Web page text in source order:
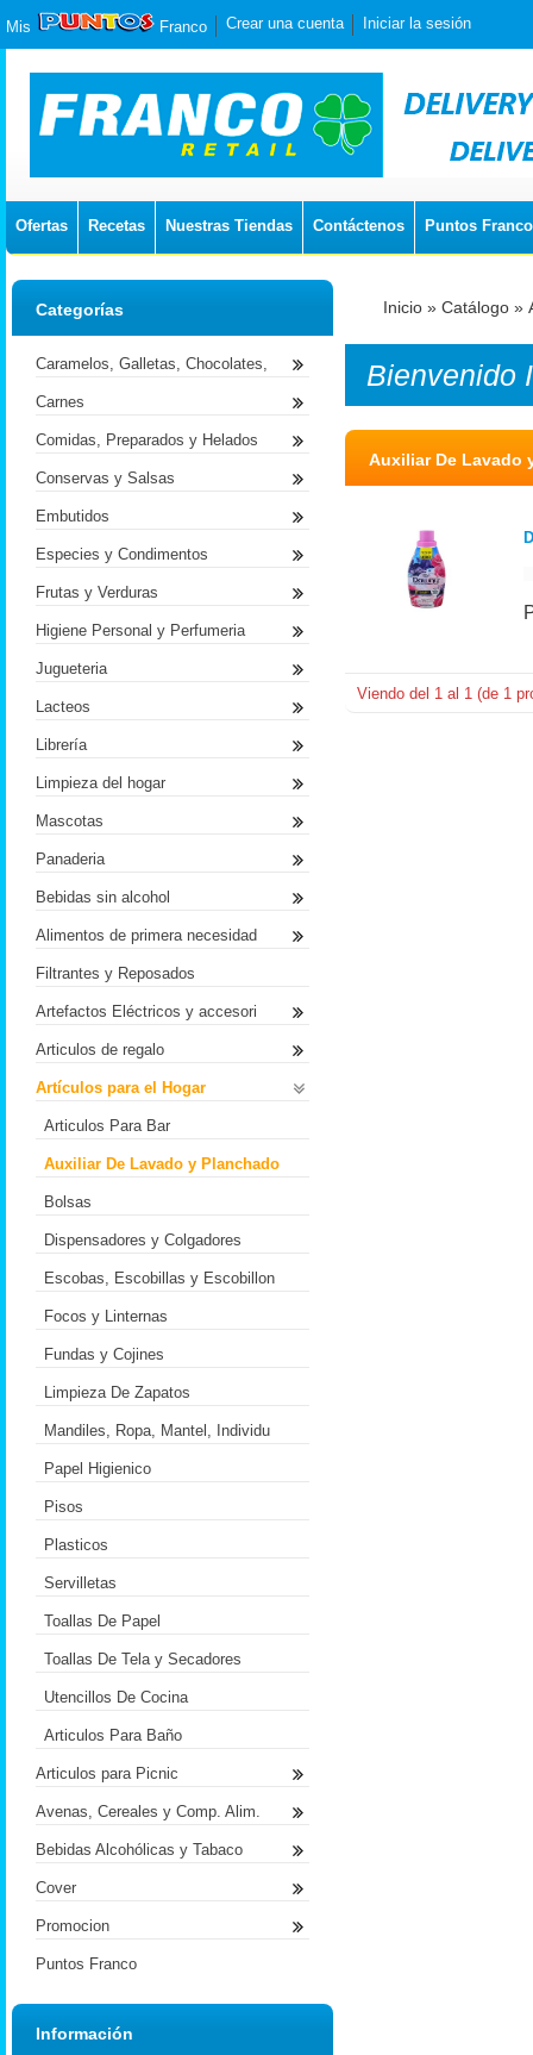
Mis Franco Crear una cuenta Iniciar la sesión
Ofertas Recetas Nuestras Tiendas Contáctenos Puntos Franco
Inicio » Catálogo »
Bienvenido
Auxiliar De Lavado
Viendo del 1 al 1 (de 1
Categorías
Caramelos, Galletas, Chocolates,
Carnes
Comidas, Preparados y Helados
Conservas y Salsas
Embutidos
Especies y Condimentos
Frutas y Verduras
Higiene Personal y Perfumeria
Jugueteria
Lacteos
Librería
Limpieza del hogar
Mascotas
Panaderia
Bebidas sin alcohol
Alimentos de primera necesidad
Filtrantes y Reposados
Artefactos Eléctricos y accesori
Articulos de regalo
Artículos para el Hogar
Articulos Para Bar
Auxiliar De Lavado y Planchado
Bolsas
Dispensadores y Colgadores
Escobas, Escobillas y Escobillon
Focos y Linternas
Fundas y Cojines
Limpieza De Zapatos
Mandiles, Ropa, Mantel, Individu
Papel Higienico
Pisos
Plasticos
Servilletas
Toallas De Papel
Toallas De Tela y Secadores
Utencillos De Cocina
Articulos Para Baño
Articulos para Picnic
Avenas, Cereales y Comp. Alim.
Bebidas Alcohólicas y Tabaco
Cover
Promocion
Puntos Franco
Información